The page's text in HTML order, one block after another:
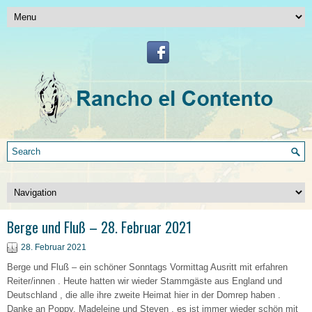
Berge und Fluß – 28. Februar 2021
28. Februar 2021
Berge und Fluß – ein schöner Sonntags Vormittag Ausritt mit erfahren
Reiter/innen . Heute hatten wir wieder Stammgäste aus England und
Deutschland , die alle ihre zweite Heimat hier in der Domrep haben .
Danke an Poppy, Madeleine und Steven , es ist immer wieder schön mit